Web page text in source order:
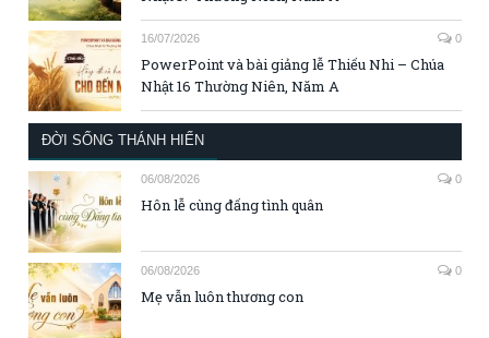
16/07/2026 0
PowerPoint và bài giảng lễ Thiếu Nhi – Chúa
Nhật 16 Thường Niên, Năm A
ĐỜI SỐNG THÁNH HIẾN
06/08/2026 0
Hôn lễ cùng đấng tình quân
06/08/2026 0
Mẹ vẫn luôn thương con